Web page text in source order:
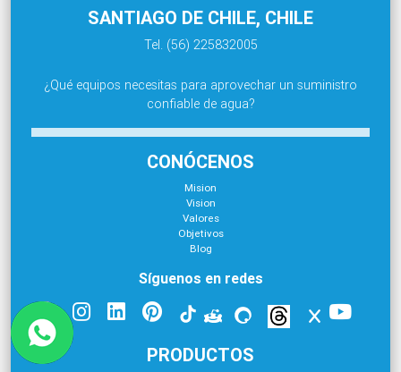
SANTIAGO DE CHILE, CHILE
Tel. (56) 225832005
¿Qué equipos necesitas para aprovechar un suministro
confiable de agua?
CONÓCENOS
Mision
Vision
Valores
Objetivos
Blog
Síguenos en redes
PRODUCTOS